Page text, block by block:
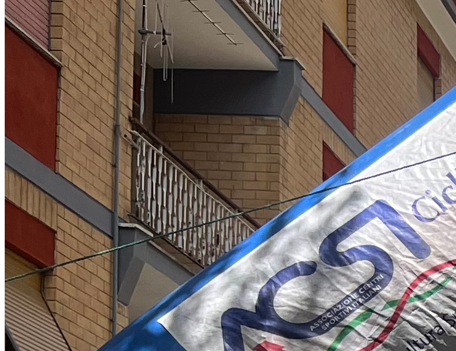
EQUITAZIONE Calendario Roster News
GOLF Calendario Roster News